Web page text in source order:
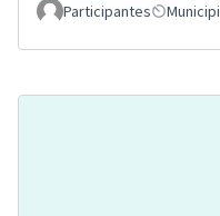
Participantes Municipi